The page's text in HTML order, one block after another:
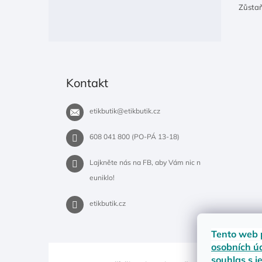
Tento web
osobních
souhlas s
Kontakt
etikbutik@etikbutik.cz
608 041 800 (PO-PÁ 13-18)
Lajkněte nás na FB, aby Vám nic n
euniklo!
etikbutik.cz